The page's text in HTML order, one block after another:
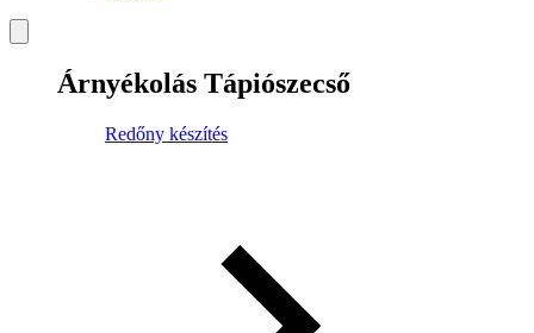
Árnyékolás Tápiószecső
Redőny készítés